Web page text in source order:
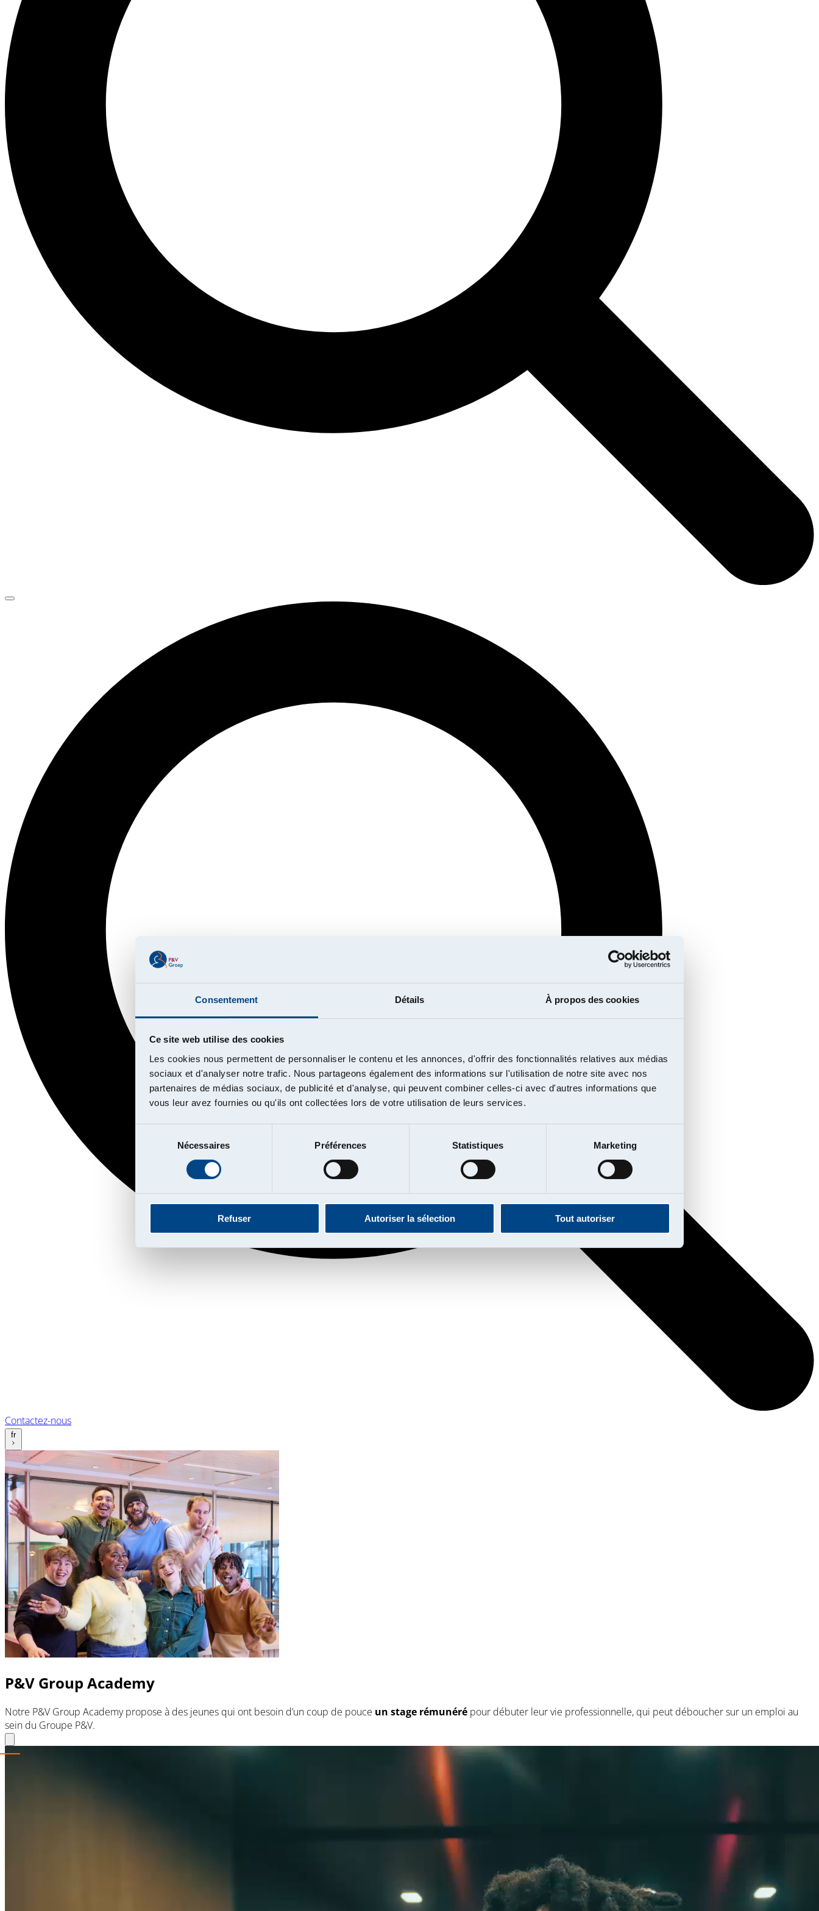
Consentement Détails À propos des cookies
Ce site web utilise des cookies
Les cookies nous permettent de personnaliser le contenu et les annonces, d'offrir des fonctionnalités relatives aux médias
sociaux et d'analyser notre trafic. Nous partageons également des informations sur l'utilisation de notre site avec nos
partenaires de médias sociaux, de publicité et d'analyse, qui peuvent combiner celles-ci avec d'autres informations que
vous leur avez fournies ou qu'ils ont collectées lors de votre utilisation de leurs services.
consentement
Nécessaires Préférences Statistiques Marketing
Refuser Autoriser la sélection Tout autoriser
Contactez-nous
fr
P&V Group Academy
Notre P&V Group Academy propose à des jeunes qui ont besoin d’un coup de pouce un stage rémunéré pour débuter leur vie professionnelle, qui peut déboucher sur un emploi au
sein du Groupe P&V.